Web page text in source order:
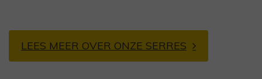
LEES MEER OVER ONZE SERRES